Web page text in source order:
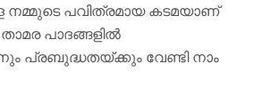
നമ്മുടെ പവിത്രമായ കടമയാണ്
പാദങ്ങളിൽ
പ്രബുദ്ധതയ്ക്കും വേണ്ടി നാം